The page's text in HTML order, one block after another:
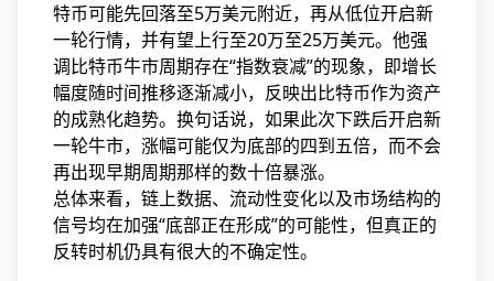
特币可能先回落至5万美元附近，再从低位开启新
一轮行情，并有望上行至20万至25万美元。他强
调比特币牛市周期存在“指数衰减”的现象，即增长
幅度随时间推移逐渐减小，反映出比特币作为资产
的成熟化趋势。换句话说，如果此次下跌后开启新
一轮牛市，涨幅可能仅为底部的四到五倍，而不会
再出现早期周期那样的数十倍暴涨。
总体来看，链上数据、流动性变化以及市场结构的
信号均在加强“底部正在形成”的可能性，但真正的
反转时机仍具有很大的不确定性。